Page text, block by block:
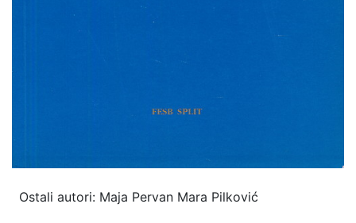
Ostali autori: Maja Pervan Mara Pilković